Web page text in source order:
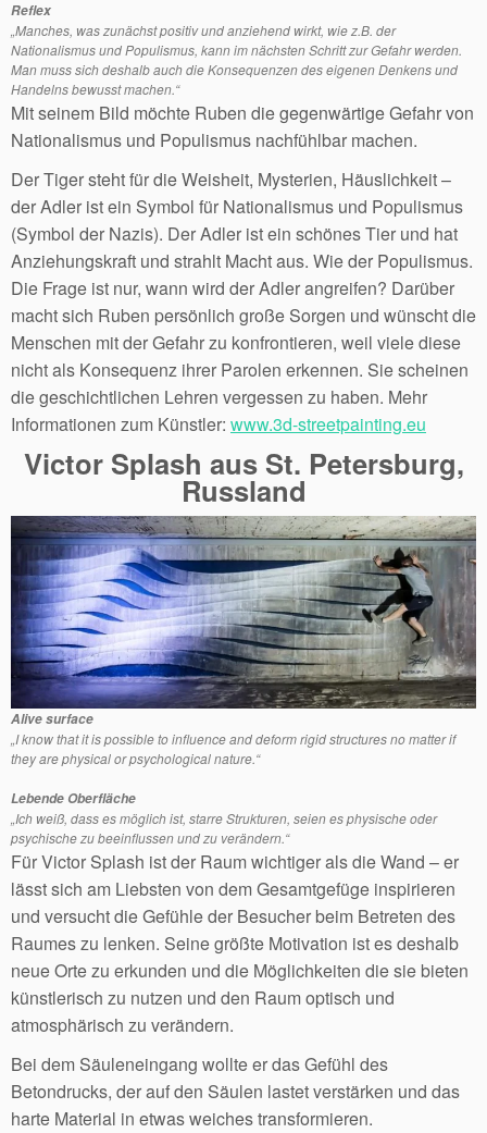
Reflex
„Manches, was zunächst positiv und anziehend wirkt, wie z.B. der
Nationalismus und Populismus, kann im nächsten Schritt zur Gefahr werden.
Man muss sich deshalb auch die Konsequenzen des eigenen Denkens und
Handelns bewusst machen.“
Mit seinem Bild möchte Ruben die gegenwärtige Gefahr von
Nationalismus und Populismus nachfühlbar machen.
Der Tiger steht für die Weisheit, Mysterien, Häuslichkeit –
der Adler ist ein Symbol für Nationalismus und Populismus
(Symbol der Nazis). Der Adler ist ein schönes Tier und hat
Anziehungskraft und strahlt Macht aus. Wie der Populismus.
Die Frage ist nur, wann wird der Adler angreifen? Darüber
macht sich Ruben persönlich große Sorgen und wünscht die
Menschen mit der Gefahr zu konfrontieren, weil viele diese
nicht als Konsequenz ihrer Parolen erkennen. Sie scheinen
die geschichtlichen Lehren vergessen zu haben. Mehr
Informationen zum Künstler: www.3d-streetpainting.eu
Victor Splash aus St. Petersburg,
Russland
Alive surface
„I know that it is possible to influence and deform rigid structures no matter if
they are physical or psychological nature.“
Lebende Oberfläche
„Ich weiß, dass es möglich ist, starre Strukturen, seien es physische oder
psychische zu beeinflussen und zu verändern.“
Für Victor Splash ist der Raum wichtiger als die Wand – er
lässt sich am Liebsten von dem Gesamtgefüge inspirieren
und versucht die Gefühle der Besucher beim Betreten des
Raumes zu lenken. Seine größte Motivation ist es deshalb
neue Orte zu erkunden und die Möglichkeiten die sie bieten
künstlerisch zu nutzen und den Raum optisch und
atmosphärisch zu verändern.
Bei dem Säuleneingang wollte er das Gefühl des
Betondrucks, der auf den Säulen lastet verstärken und das
harte Material in etwas weiches transformieren.